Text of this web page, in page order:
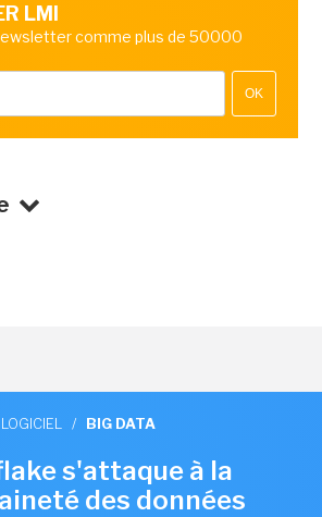
LMI
comme plus de 50000
OK
LOGICIEL / BIG DATA
s'attaque à la
des données